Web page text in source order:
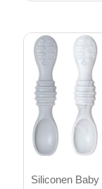
Siliconen Baby